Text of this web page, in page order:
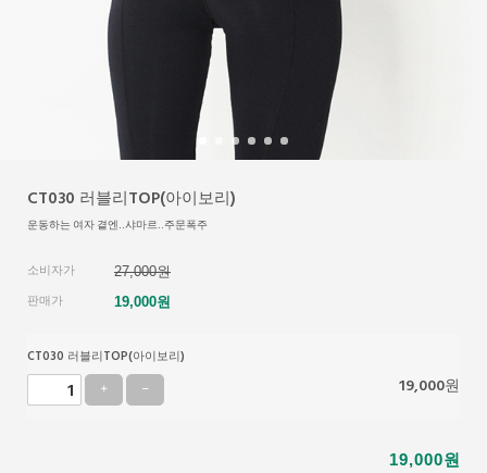
CT030 러블리TOP(아이보리)
운동하는 여자 곁엔..샤마르..주문폭주
소비자가
27,000원
판매가
19,000원
CT030 러블리TOP(아이보리)
19,000원
19,000원